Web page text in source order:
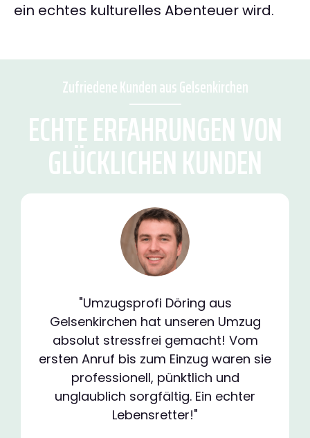
ein echtes kulturelles Abenteuer wird.
Zufriedene Kunden aus Gelsenkirchen
ECHTE ERFAHRUNGEN VON
GLÜCKLICHEN KUNDEN
"Umzugsprofi Döring aus
Gelsenkirchen hat unseren Umzug
absolut stressfrei gemacht! Vom
ersten Anruf bis zum Einzug waren sie
professionell, pünktlich und
unglaublich sorgfältig. Ein echter
Lebensretter!"